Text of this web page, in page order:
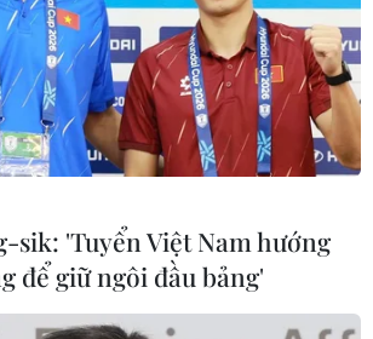
#Căn hộ chung cư cao cấp
Metropolis
TP. Hà Nội
sik: 'Tuyển Việt Nam hướng
để giữ ngôi đầu bảng'